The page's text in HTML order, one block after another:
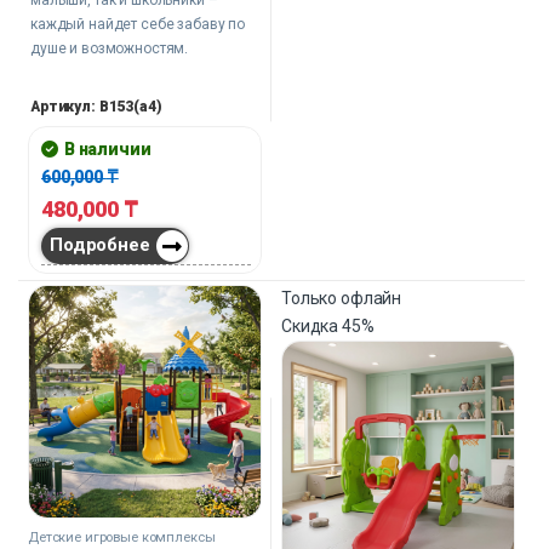
каждый найдет себе забаву по
душе и возможностям.
Артикул: B153(a4)
В наличии
600,000₸
480,000 ₸
Подробнее
Детские игровые комплексы
Только офлайн
Скидка45%